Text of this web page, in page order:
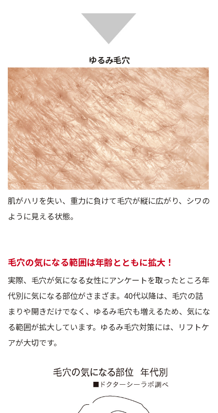
ゆるみ毛穴
肌がハリを失い、重力に負けて毛穴が縦に広がり、シワの
ように見える状態。
毛穴の気になる範囲は年齢とともに拡大！
実際、毛穴が気になる女性にアンケートを取ったところ年
代別に気になる部位がさまざま。40代以降は、毛穴の詰
まりや開きだけでなく、ゆるみ毛穴も増えるため、気にな
る範囲が拡大しています。ゆるみ毛穴対策には、リフトケ
アが大切です。